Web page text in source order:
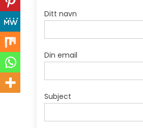
Ditt navn
Din email
Subject